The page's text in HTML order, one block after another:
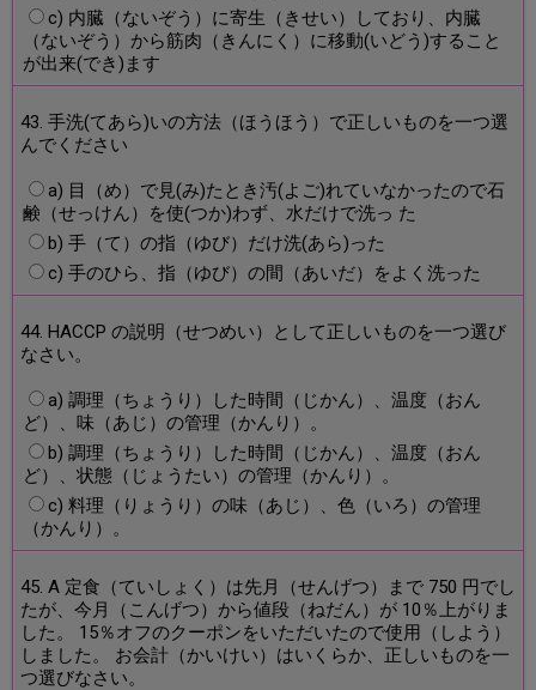
c) 内臓（ないぞう）に寄生（きせい）しており、内臓
（ないぞう）から筋肉（きんにく）に移動(いどう)すること
が出来(でき)ます
43. 手洗(てあら)いの方法（ほうほう）で正しいものを一つ選
んでください
a) 目（め）で見(み)たとき汚(よご)れていなかったので石
鹸（せっけん）を使(つか)わず、水だけで洗っ た
b) 手（て）の指（ゆび）だけ洗(あら)った
c) 手のひら、指（ゆび）の間（あいだ）をよく洗った
44. HACCP の説明（せつめい）として正しいものを一つ選び
なさい。
a) 調理（ちょうり）した時間（じかん）、温度（おん
ど）、味（あじ）の管理（かんり）。
b) 調理（ちょうり）した時間（じかん）、温度（おん
ど）、状態（じょうたい）の管理（かんり）。
c) 料理（りょうり）の味（あじ）、色（いろ）の管理
（かんり）。
45. A 定食（ていしょく）は先月（せんげつ）まで 750 円でし
たが、今月（こんげつ）から値段（ねだん）が 10％上がりま
した。 15％オフのクーポンをいただいたので使用（しよう）
しました。 お会計（かいけい）はいくらか、正しいものを一
つ選びなさい。